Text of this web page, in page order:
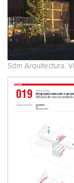
Sdm Arquitectura.